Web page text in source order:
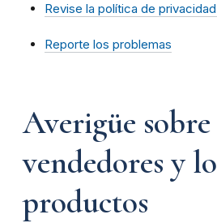
Revise la política de
Reporte los problemas
Averigüe sobre
vendedores y
productos